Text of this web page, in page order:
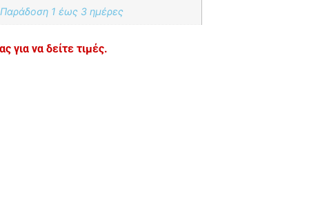
1 έως 3 ημέρες
για να δείτε τιμές.